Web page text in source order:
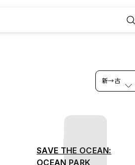
新→古
SAVE THE OCEAN:
OCEAN PARK